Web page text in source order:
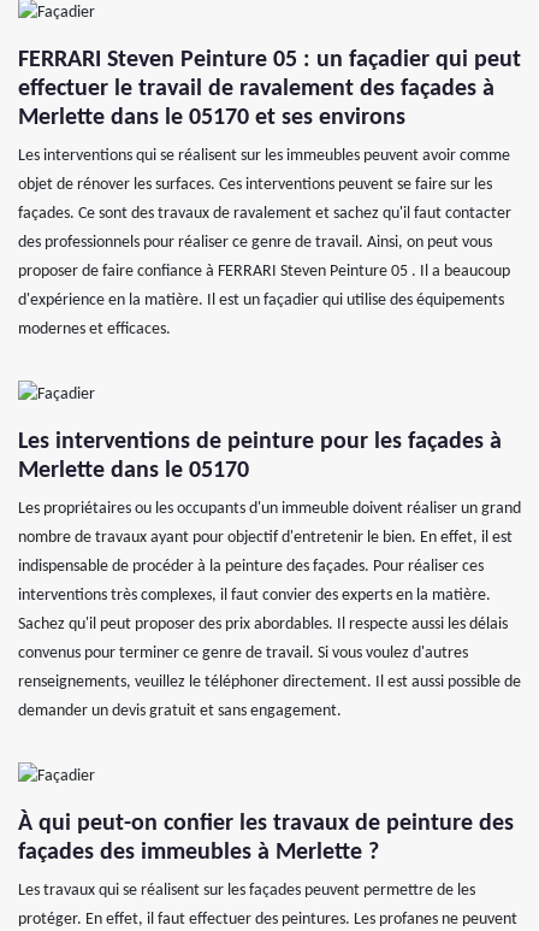
FERRARI Steven Peinture 05 : un façadier qui peut
effectuer le travail de ravalement des façades à
Merlette dans le 05170 et ses environs
Les interventions qui se réalisent sur les immeubles peuvent avoir comme
objet de rénover les surfaces. Ces interventions peuvent se faire sur les
façades. Ce sont des travaux de ravalement et sachez qu'il faut contacter
des professionnels pour réaliser ce genre de travail. Ainsi, on peut vous
proposer de faire confiance à FERRARI Steven Peinture 05 . Il a beaucoup
d'expérience en la matière. Il est un façadier qui utilise des équipements
modernes et efficaces.
Les interventions de peinture pour les façades à
Merlette dans le 05170
Les propriétaires ou les occupants d'un immeuble doivent réaliser un grand
nombre de travaux ayant pour objectif d'entretenir le bien. En effet, il est
indispensable de procéder à la peinture des façades. Pour réaliser ces
interventions très complexes, il faut convier des experts en la matière.
Sachez qu'il peut proposer des prix abordables. Il respecte aussi les délais
convenus pour terminer ce genre de travail. Si vous voulez d'autres
renseignements, veuillez le téléphoner directement. Il est aussi possible de
demander un devis gratuit et sans engagement.
À qui peut-on confier les travaux de peinture des
façades des immeubles à Merlette ?
Les travaux qui se réalisent sur les façades peuvent permettre de les
protéger. En effet, il faut effectuer des peintures. Les profanes ne peuvent